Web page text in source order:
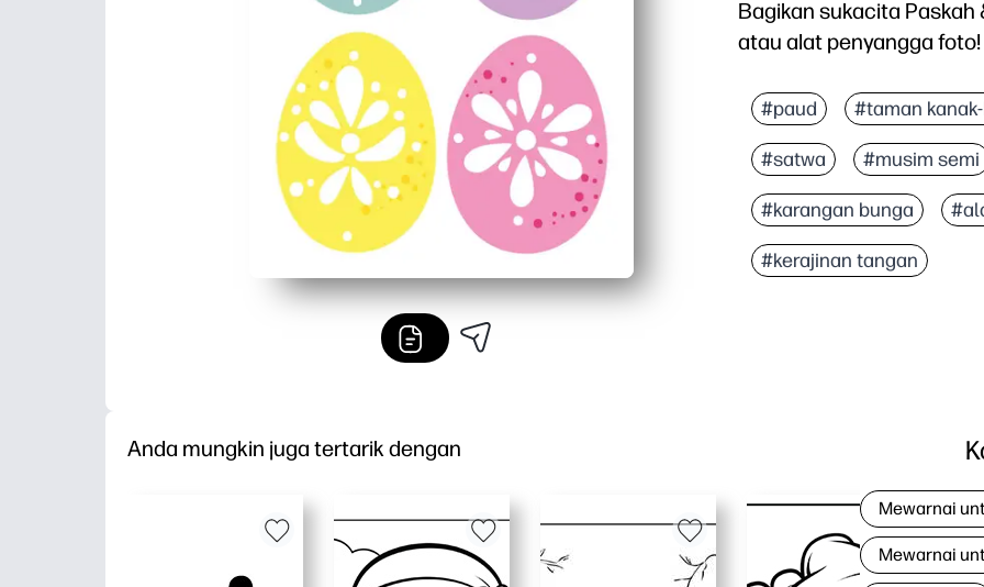
Bagikan sukacita
atau alat penyangga foto!
Halaman print-and-go
Kerajinan langsung
Bekerja di mana saja -
Cetak pada karton
#paud #taman
#satwa #musim semi
#karangan bunga
#kerajinan tangan
Anda mungkin juga tertarik dengan
Mewarnai
Mewarnai